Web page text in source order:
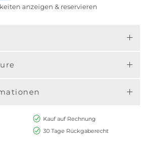
anzeigen & reservieren
Kauf auf Rechnung
30 Tage Rückgaberecht